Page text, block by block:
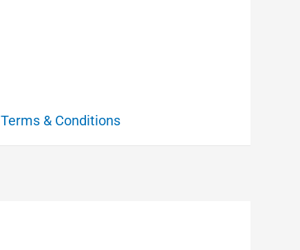
Terms & Conditions